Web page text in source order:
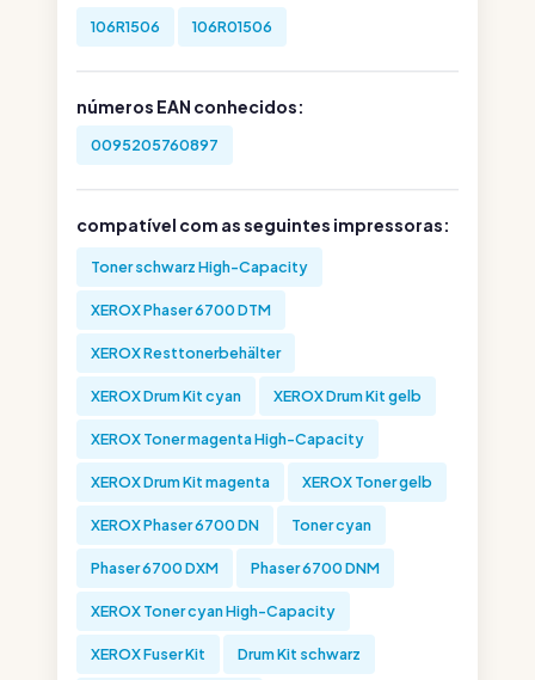
106R1506 106R01506
números EAN conhecidos:
0095205760897
compatível com as seguintes impressoras:
Toner schwarz High-Capacity
XEROX Phaser 6700 DTM
XEROX Resttonerbehälter
XEROX Drum Kit cyan XEROX Drum Kit gelb
XEROX Toner magenta High-Capacity
XEROX Drum Kit magenta XEROX Toner gelb
XEROX Phaser 6700 DN Toner cyan
Phaser 6700 DXM Phaser 6700 DNM
XEROX Toner cyan High-Capacity
XEROX Fuser Kit Drum Kit schwarz